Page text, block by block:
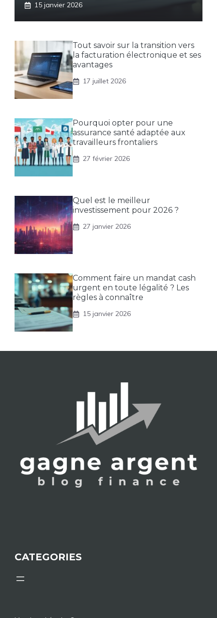
15 janvier 2026
Tout savoir sur la transition vers
la facturation électronique et ses
avantages
17 juillet 2026
Pourquoi opter pour une
assurance santé adaptée aux
travailleurs frontaliers
27 février 2026
Quel est le meilleur
investissement pour 2026 ?
27 janvier 2026
Comment faire un mandat cash
urgent en toute légalité ? Les
règles à connaître
15 janvier 2026
CATEGORIES